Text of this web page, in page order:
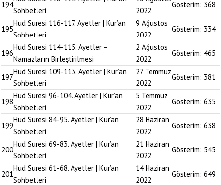
194
Sohbetleri
2022
Gösterim: 368
195
Hud Suresi 116-117. Ayetler | Kur’an
Sohbetleri
9 Ağustos
2022
Gösterim: 334
196
Hud Suresi 114-115. Ayetler –
Namazların Birleştirilmesi
2 Ağustos
2022
Gösterim: 465
197
Hud Suresi 109-113. Ayetler | Kur’an
Sohbetleri
27 Temmuz
2022
Gösterim: 381
198
Hud Suresi 96-104. Ayetler | Kur’an
Sohbetleri
5 Temmuz
2022
Gösterim: 635
199
Hud Suresi 84-95. Ayetler | Kur’an
Sohbetleri
28 Haziran
2022
Gösterim: 638
200
Hud Suresi 69-83. Ayetler | Kur’an
Sohbetleri
21 Haziran
2022
Gösterim: 545
201
Hud Suresi 61-68. Ayetler | Kur’an
Sohbetleri
14 Haziran
2022
Gösterim: 649